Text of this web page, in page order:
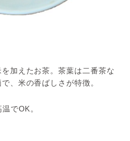
加えたお茶。茶葉は二番茶な
、米の香ばしさが特徴。
でOK。